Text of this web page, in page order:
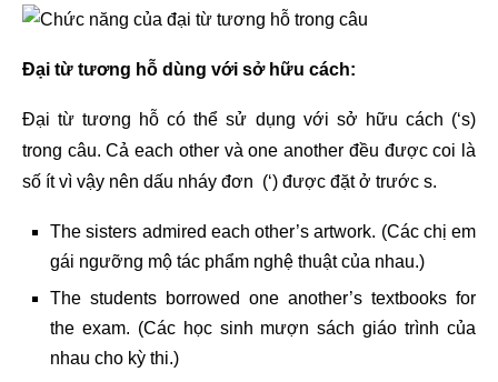
Đại từ tương hỗ dùng với sở hữu cách:
Đại từ tương hỗ có thể sử dụng với sở hữu cách (‘s)
trong câu. Cả each other và one another đều được coi là
số ít vì vậy nên dấu nháy đơn (‘) được đặt ở trước s.
The sisters admired each other’s artwork. (Các chị em
gái ngưỡng mộ tác phẩm nghệ thuật của nhau.)
The students borrowed one another’s textbooks for
the exam. (Các học sinh mượn sách giáo trình của
nhau cho kỳ thi.)